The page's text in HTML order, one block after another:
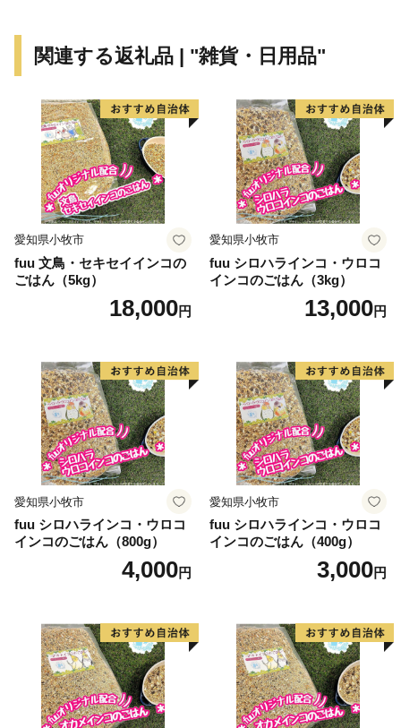
・返礼品の送付は、飛島村外にお住まいの方に限らせて
・寄附につきましては、年度内の回数制限は現在設けて
おりません。
・返礼品のお届けには1～2ヶ月程度かかることがありま
す。
・返礼品の写真はイメージです。
関連する返礼品 | "雑貨・日用品"
愛知県小牧市
fuu 文鳥・セキセイインコの
ごはん（5kg）
18,000円
愛知県小牧市
fuu シロハラインコ・ウロコ
インコのごはん（3kg）
13,000円
愛知県小牧市
fuu シロハラインコ・ウロコ
インコのごはん（800g）
4,000円
愛知県小牧市
fuu シロハラインコ・ウロコ
インコのごはん（400g）
3,000円